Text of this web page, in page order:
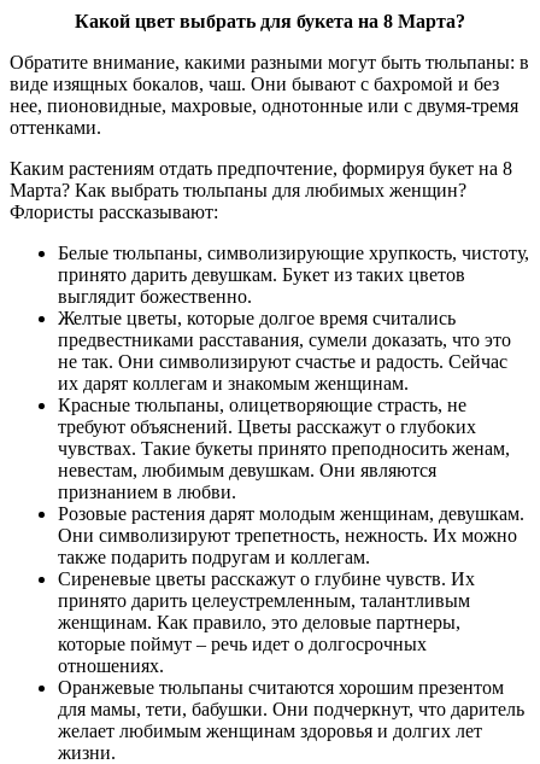
Какой цвет выбрать для букета на 8 Марта?
Обратите внимание, какими разными могут быть тюльпаны: в
виде изящных бокалов, чаш. Они бывают с бахромой и без
нее, пионовидные, махровые, однотонные или с двумя-тремя
оттенками.
Каким растениям отдать предпочтение, формируя букет на 8
Марта? Как выбрать тюльпаны для любимых женщин?
Флористы рассказывают:
Белые тюльпаны, символизирующие хрупкость, чистоту,
принято дарить девушкам. Букет из таких цветов
выглядит божественно.
Желтые цветы, которые долгое время считались
предвестниками расставания, сумели доказать, что это
не так. Они символизируют счастье и радость. Сейчас
их дарят коллегам и знакомым женщинам.
Красные тюльпаны, олицетворяющие страсть, не
требуют объяснений. Цветы расскажут о глубоких
чувствах. Такие букеты принято преподносить женам,
невестам, любимым девушкам. Они являются
признанием в любви.
Розовые растения дарят молодым женщинам, девушкам.
Они символизируют трепетность, нежность. Их можно
также подарить подругам и коллегам.
Сиреневые цветы расскажут о глубине чувств. Их
принято дарить целеустремленным, талантливым
женщинам. Как правило, это деловые партнеры,
которые поймут – речь идет о долгосрочных
отношениях.
Оранжевые тюльпаны считаются хорошим презентом
для мамы, тети, бабушки. Они подчеркнут, что даритель
желает любимым женщинам здоровья и долгих лет
жизни.